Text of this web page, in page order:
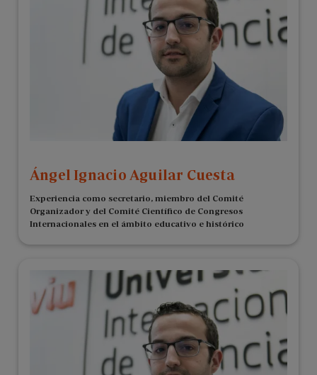
Ángel Ignacio Aguilar Cuesta
Experiencia como secretario, miembro del Comité
Organizador y del Comité Científico de Congresos
Internacionales en el ámbito educativo e histórico